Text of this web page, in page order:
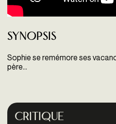
Synopsis
Sophie se remémore ses
père…
Critique